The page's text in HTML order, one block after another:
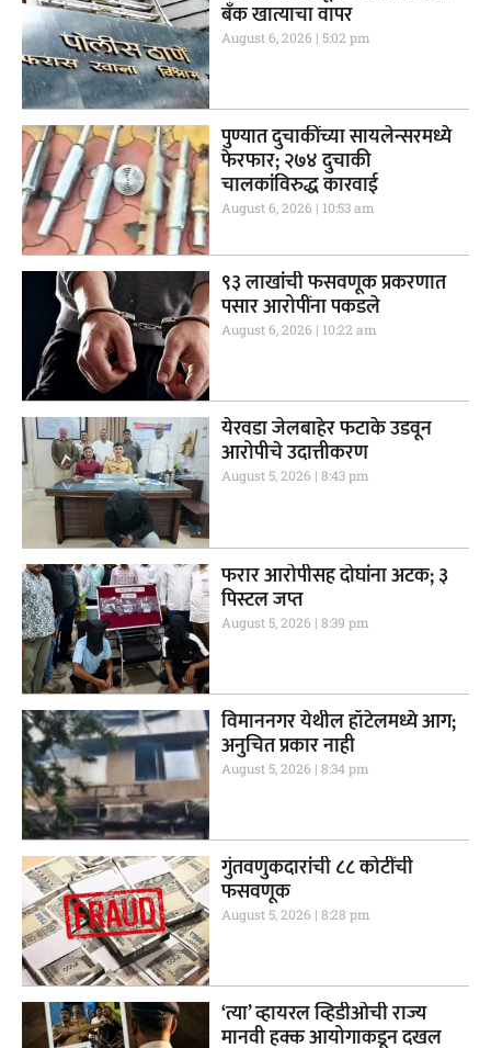
बँक खात्याचा वापर
August 6, 2026 5:02 pm
पुण्यात दुचाकींच्या सायलेन्सरमध्ये
फेरफार; २७४ दुचाकी
चालकांविरुद्ध कारवाई
August 6, 2026 10:53 am
९३ लाखांची फसवणूक प्रकरणात
पसार आरोपींना पकडले
August 6, 2026 10:22 am
येरवडा जेलबाहेर फटाके उडवून
आरोपीचे उदात्तीकरण
August 5, 2026 8:43 pm
फरार आरोपीसह दोघांना अटक; ३
पिस्टल जप्त
August 5, 2026 8:39 pm
विमाननगर येथील हॉटेलमध्ये आग;
अनुचित प्रकार नाही
August 5, 2026 8:34 pm
गुंतवणुकदारांची ८८ कोटींची
फसवणूक
August 5, 2026 8:28 pm
‘त्या’ व्हायरल व्हिडीओची राज्य
मानवी हक्क आयोगाकडून दखल